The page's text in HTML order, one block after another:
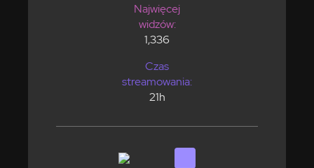
Najwięcej
widzów:
1,336
Czas
streamowania:
21h